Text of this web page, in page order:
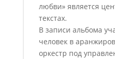
любви» является
текстах.
В записи альбома
человек в
оркестр под